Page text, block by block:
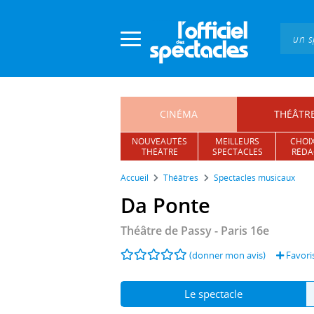
CINÉMA
NOUVEAUTÉS
THÉÂTRE
MEILLEURS
SPECTACLES
Accueil Théâtres Spectacles musicaux
Da Ponte
Théâtre de Passy- Paris 16e
(donner mon avis)
Le spectacle